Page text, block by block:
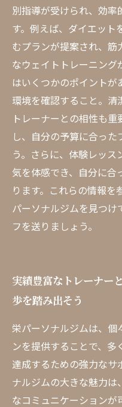
別指導が受けられ、効率
す。例えば、ダイエット
むプランが提案され、
なウェイトトレーニング
はいくつかのポイントが
環境を確認すること。
トレーナーとの相性も
し、自分の予算に合っ
う。さらに、体験レッ
気を体感でき、自分に合
ります。これらの情報
パーソナルジムを見つけ
フを送りましょう。
実績豊富なトレーナー
歩を踏み出そう
栄パーソナルジムは、個
ンを提供することで、多
達成するための強力なサ
ナルジムの大きな魅力
なコミュニケーションが